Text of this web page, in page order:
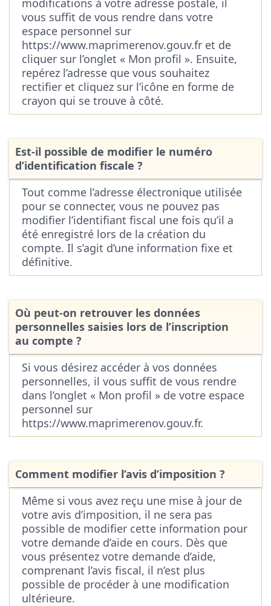
vous suffit de vous rendre dans votre
espace personnel sur
https://www.maprimerenov.gouv.fr et de
cliquer sur l’onglet « Mon profil ». Ensuite,
repérez l’adresse que vous souhaitez
rectifier et cliquez sur l’icône en forme de
crayon qui se trouve à côté.
Est-il possible de modifier le numéro
d’identification fiscale ?
Tout comme l’adresse électronique utilisée
pour se connecter, vous ne pouvez pas
modifier l’identifiant fiscal une fois qu’il a
été enregistré lors de la création du
compte. Il s’agit d’une information fixe et
définitive.
Où peut-on retrouver les données
personnelles saisies lors de l’inscription
au compte ?
Si vous désirez accéder à vos données
personnelles, il vous suffit de vous rendre
dans l’onglet « Mon profil » de votre espace
personnel sur
https://www.maprimerenov.gouv.fr.
Comment modifier l’avis d’imposition ?
Même si vous avez reçu une mise à jour de
votre avis d’imposition, il ne sera pas
possible de modifier cette information pour
votre demande d’aide en cours. Dès que
vous présentez votre demande d’aide,
comprenant l’avis fiscal, il n’est plus
possible de procéder à une modification
ultérieure.